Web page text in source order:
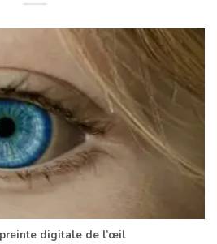
digitale de l’œil